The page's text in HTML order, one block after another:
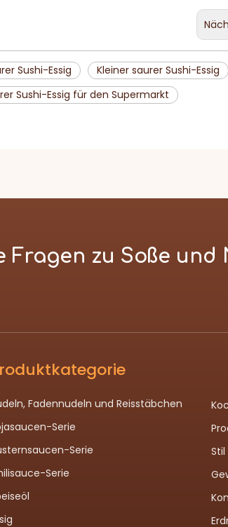
Sushi-Essig
Kleiner saurer Sushi-Essig
Sushi-Essig für den Supermarkt
Fragen zu Soße und
Fadennudeln und Reisstäbchen
Serie
Serie
Serie
Stil